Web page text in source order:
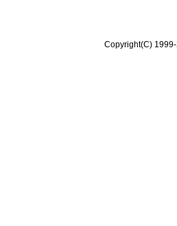
Copyright(C)